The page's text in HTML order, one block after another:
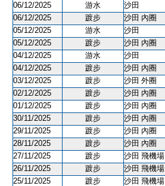
06/12/2025
游水
沙田
06/12/2025
踱步 沙田 內圈
05/12/2025
游水
沙田
05/12/2025
踱步 沙田 內圈
04/12/2025
游水
沙田
04/12/2025
踱步 沙田 內圈
03/12/2025
踱步 沙田 外圈
02/12/2025
踱步 沙田 內圈
01/12/2025
踱步 沙田 內圈
30/11/2025
踱步 沙田 內圈
29/11/2025
踱步 沙田 內圈
28/11/2025
踱步 沙田 內圈
27/11/2025
踱步 沙田 飛機場
26/11/2025
踱步 沙田 飛機場
25/11/2025
踱步 沙田 飛機場